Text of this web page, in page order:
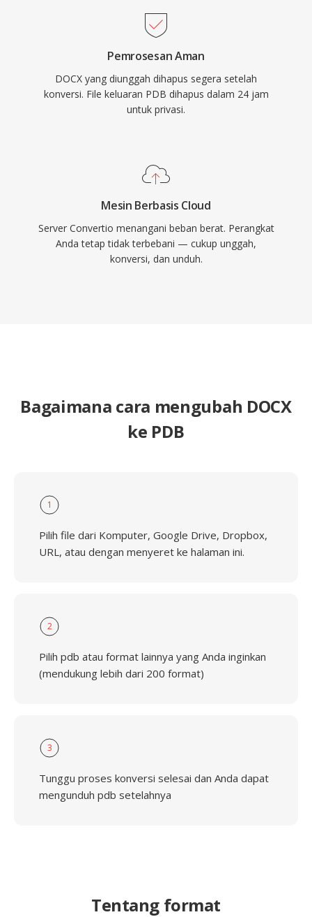
Pemrosesan Aman
DOCX yang diunggah dihapus segera setelah
konversi. File keluaran PDB dihapus dalam 24 jam
untuk privasi.
Mesin Berbasis Cloud
Server Convertio menangani beban berat. Perangkat
Anda tetap tidak terbebani — cukup unggah,
konversi, dan unduh.
Bagaimana cara mengubah DOCX
ke PDB
1
Pilih file dari Komputer, Google Drive, Dropbox,
URL, atau dengan menyeret ke halaman ini.
2
Pilih pdb atau format lainnya yang Anda inginkan
(mendukung lebih dari 200 format)
3
Tunggu proses konversi selesai dan Anda dapat
mengunduh pdb setelahnya
Tentang format